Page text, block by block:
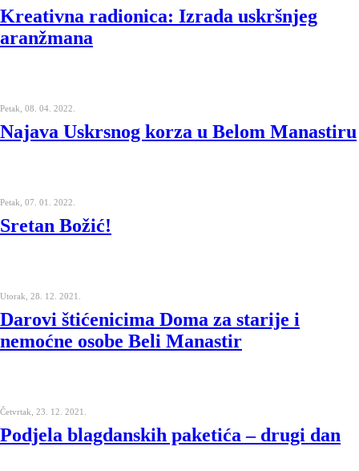
Kreativna radionica: Izrada uskršnjeg
aranžmana
Petak, 08. 04. 2022.
Najava Uskrsnog korza u Belom Manastiru
Petak, 07. 01. 2022.
Sretan Božić!
Utorak, 28. 12. 2021.
Darovi štićenicima Doma za starije i
nemoćne osobe Beli Manastir
Četvrtak, 23. 12. 2021.
Podjela blagdanskih paketića – drugi dan